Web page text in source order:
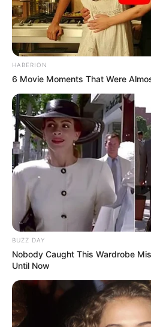
HABERION
6 Movie Moments That Were
BUZZ DAY
Nobody Caught This Wardrobe
Until Now